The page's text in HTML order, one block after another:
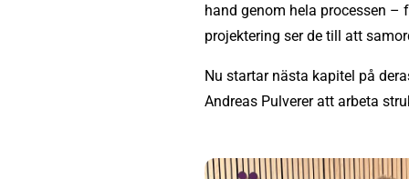
hand genom hela processen –
projektering ser de till att
Nu startar nästa kapitel på
Andreas Pulverer att arbeta